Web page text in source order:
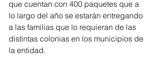
que cuentan con 400 paquetes que a
lo largo del año se estarán entregando
a las familias que lo requieran de las
distintas colonias en los municipios de
la entidad.